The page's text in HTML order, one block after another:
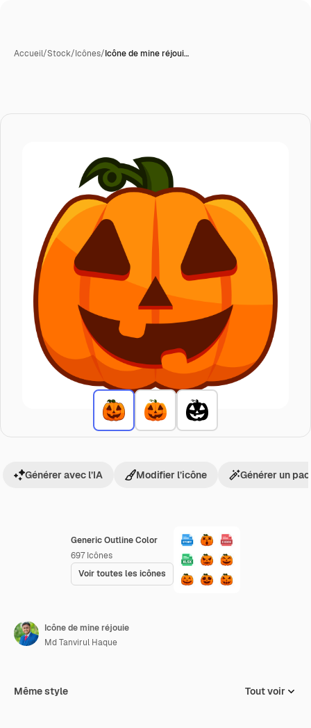
Accueil/Stock/Icônes/Icône de mine réjoui…
Generic Outline Color
697 Icônes
Voir toutes les icônes
Générer avec l’IA Modifier l’icône Générer un
Icône de mine réjouie
Md Tanvirul Haque
Même style Tout voir